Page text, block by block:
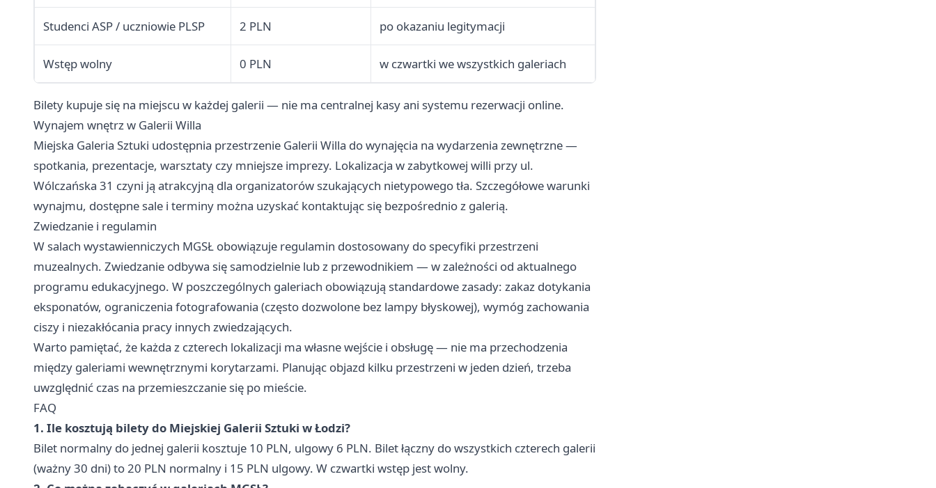
Studenci ASP / uczniowie PLSP 2 PLN po okazaniu legitymacji
Wstęp wolny 0 PLN w czwartki we wszystkich galeriach
Bilety kupuje się na miejscu w każdej galerii — nie ma centralnej kasy ani systemu rezerwacji online.
Wynajem wnętrz w Galerii Willa
Miejska Galeria Sztuki udostępnia przestrzenie Galerii Willa do wynajęcia na wydarzenia zewnętrzne —
spotkania, prezentacje, warsztaty czy mniejsze imprezy. Lokalizacja w zabytkowej willi przy ul.
Wólczańska 31 czyni ją atrakcyjną dla organizatorów szukających nietypowego tła. Szczegółowe warunki
wynajmu, dostępne sale i terminy można uzyskać kontaktując się bezpośrednio z galerią.
Zwiedzanie i regulamin
W salach wystawienniczych MGSŁ obowiązuje regulamin dostosowany do specyfiki przestrzeni
muzealnych. Zwiedzanie odbywa się samodzielnie lub z przewodnikiem — w zależności od aktualnego
programu edukacyjnego. W poszczególnych galeriach obowiązują standardowe zasady: zakaz dotykania
eksponatów, ograniczenia fotografowania (często dozwolone bez lampy błyskowej), wymóg zachowania
ciszy i niezakłócania pracy innych zwiedzających.
Warto pamiętać, że każda z czterech lokalizacji ma własne wejście i obsługę — nie ma przechodzenia
między galeriami wewnętrznymi korytarzami. Planując objazd kilku przestrzeni w jeden dzień, trzeba
uwzględnić czas na przemieszczanie się po mieście.
FAQ
1. Ile kosztują bilety do Miejskiej Galerii Sztuki w Łodzi?
Bilet normalny do jednej galerii kosztuje 10 PLN, ulgowy 6 PLN. Bilet łączny do wszystkich czterech galerii
(ważny 30 dni) to 20 PLN normalny i 15 PLN ulgowy. W czwartki wstęp jest wolny.